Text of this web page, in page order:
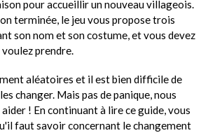
pour accueillir un nouveau villageois.
terminée, le jeu vous propose trois
son nom et son costume, et vous devez
prendre.
aléatoires et il est bien difficile de
changer. Mais pas de panique, nous
! En continuant à lire ce guide, vous
faut savoir concernant le changement